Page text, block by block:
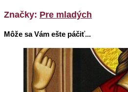
Značky: Pre mladých
Môže sa Vám ešte páčiť...